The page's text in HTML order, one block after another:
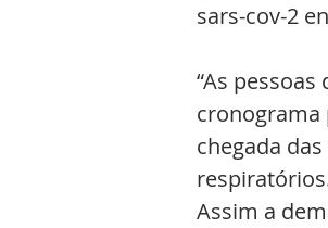
sars-cov-2
“As
cronograma
chegada
Assim a